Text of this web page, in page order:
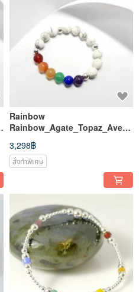
Rainbow
Rainbow_Agate_Topaz_Avent
urine Stone_Tianhe Stone
Stone Sterling Silver
Bracelet_Large
3,298฿
สั่งทำพิเศษ